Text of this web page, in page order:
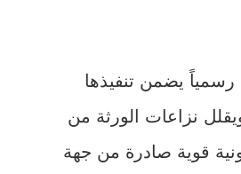
رسمياً يضمن تنفيذها
نزاعات الورثة من
قوية صادرة من جهة